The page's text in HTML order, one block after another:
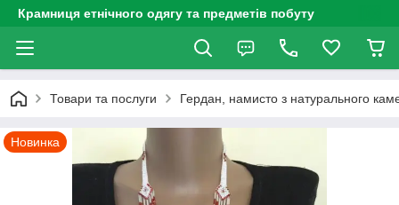
Крамниця етнічного одягу та предметів побуту
Товари та послуги Гердан, намисто з натурального
Новинка